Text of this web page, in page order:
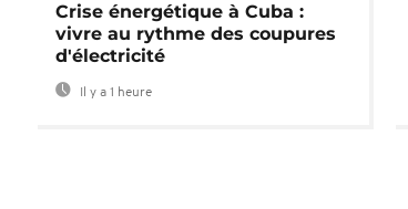
Crise énergétique à Cuba :
vivre au rythme des coupures
d'électricité
Il y a 1 heure